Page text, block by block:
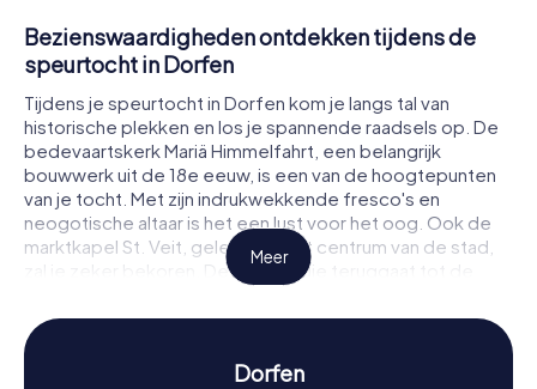
Bezienswaardigheden ontdekken tijdens de
speurtocht in Dorfen
Tijdens je speurtocht in Dorfen kom je langs tal van
historische plekken en los je spannende raadsels op. De
bedevaartskerk Mariä Himmelfahrt, een belangrijk
bouwwerk uit de 18e eeuw, is een van de hoogtepunten
van je tocht. Met zijn indrukwekkende fresco's en
neogotische altaar is het een lust voor het oog. Ook de
marktkapel St. Veit, gelegen in het centrum van de stad,
zal je zeker bekoren. Deze kerk, die teruggaat tot de
middeleeuwen, is een ander hoogtepunt van je
speurtocht. Vergeet ook niet de Schulterwundenkapel,
een klein maar zeer betekenisvol heiligdom dat je zal
betoveren met zijn serene sfeer.
Meer
Dorfen